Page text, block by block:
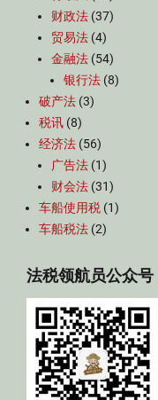
财政法 (37)
贸易法 (4)
金融法 (54)
银行法 (8)
破产法 (3)
税讯 (8)
经济法 (56)
广告法 (1)
财会法 (31)
车船使用税 (1)
车船税法 (2)
法税领航员公众号